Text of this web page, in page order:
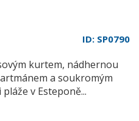
ID: SP0790
kurtem, nádhernou
a soukromým
v Esteponě...